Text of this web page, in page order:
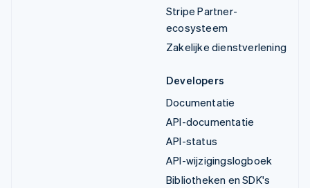
Stripe Partner-
ecosysteem
Zakelijke dienstverlening
Developers
Documentatie
API-documentatie
API-status
API-wijzigingslogboek
Bibliotheken en SDK's